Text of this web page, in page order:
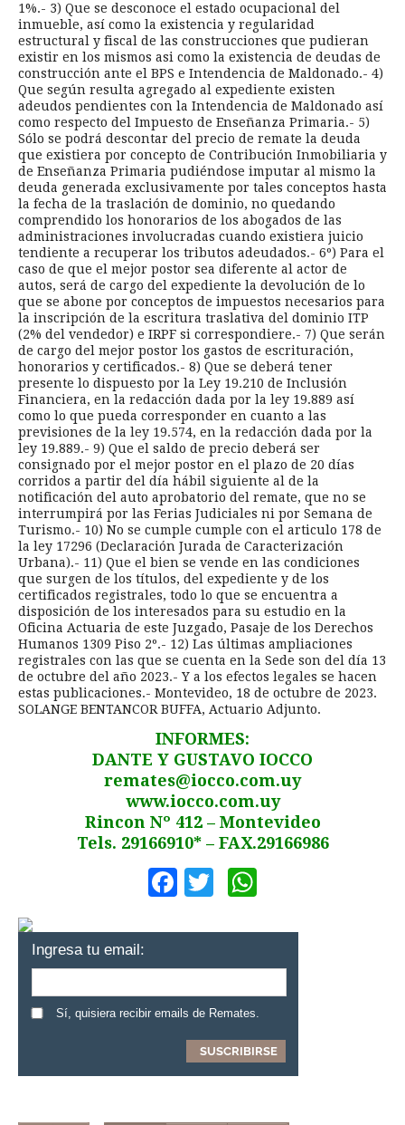
1%.- 3) Que se desconoce el estado ocupacional del
inmueble, así como la existencia y regularidad
estructural y fiscal de las construcciones que pudieran
existir en los mismos asi como la existencia de deudas de
construcción ante el BPS e Intendencia de Maldonado.- 4)
Que según resulta agregado al expediente existen
adeudos pendientes con la Intendencia de Maldonado así
como respecto del Impuesto de Enseñanza Primaria.- 5)
Sólo se podrá descontar del precio de remate la deuda
que existiera por concepto de Contribución Inmobiliaria y
de Enseñanza Primaria pudiéndose imputar al mismo la
deuda generada exclusivamente por tales conceptos hasta
la fecha de la traslación de dominio, no quedando
comprendido los honorarios de los abogados de las
administraciones involucradas cuando existiera juicio
tendiente a recuperar los tributos adeudados.- 6º) Para el
caso de que el mejor postor sea diferente al actor de
autos, será de cargo del expediente la devolución de lo
que se abone por conceptos de impuestos necesarios para
la inscripción de la escritura traslativa del dominio ITP
(2% del vendedor) e IRPF si correspondiere.- 7) Que serán
de cargo del mejor postor los gastos de escrituración,
honorarios y certificados.- 8) Que se deberá tener
presente lo dispuesto por la Ley 19.210 de Inclusión
Financiera, en la redacción dada por la ley 19.889 así
como lo que pueda corresponder en cuanto a las
previsiones de la ley 19.574, en la redacción dada por la
ley 19.889.- 9) Que el saldo de precio deberá ser
consignado por el mejor postor en el plazo de 20 días
corridos a partir del día hábil siguiente al de la
notificación del auto aprobatorio del remate, que no se
interrumpirá por las Ferias Judiciales ni por Semana de
Turismo.- 10) No se cumple cumple con el articulo 178 de
la ley 17296 (Declaración Jurada de Caracterización
Urbana).- 11) Que el bien se vende en las condiciones
que surgen de los títulos, del expediente y de los
certificados registrales, todo lo que se encuentra a
disposición de los interesados para su estudio en la
Oficina Actuaria de este Juzgado, Pasaje de los Derechos
Humanos 1309 Piso 2º.- 12) Las últimas ampliaciones
registrales con las que se cuenta en la Sede son del día 13
de octubre del año 2023.- Y a los efectos legales se hacen
estas publicaciones.- Montevideo, 18 de octubre de 2023.
SOLANGE BENTANCOR BUFFA, Actuario Adjunto.
INFORMES:
DANTE Y GUSTAVO IOCCO
remates@iocco.com.uy
www.iocco.com.uy
Rincon Nº 412 – Montevideo
Tels. 29166910* – FAX.29166986
Facebook
Twitter
Ingresa tu email:
Sí, quisiera recibir emails de Remates.